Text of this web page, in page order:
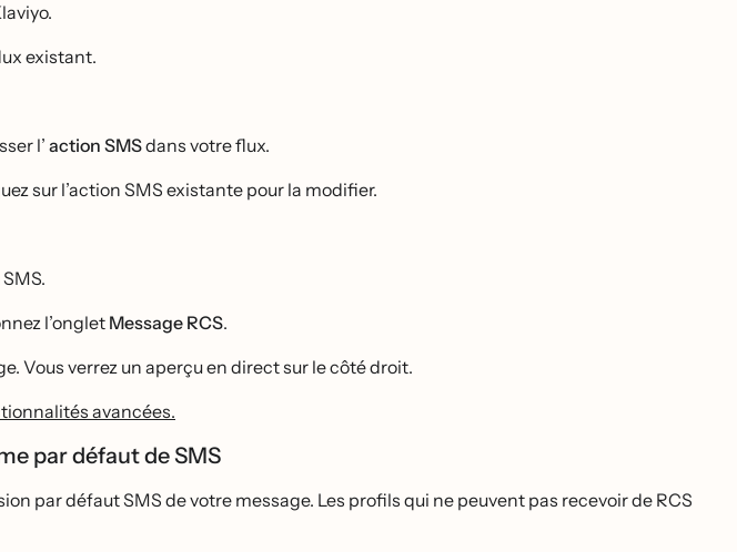
existant.
l’ action SMSdans votre flux.
sur l’action SMS existante pour la modifier.
l’onglet Message RCS.
Vous verrez un aperçu en direct sur le côté droit.
avancées.
par défaut de SMS
par défaut SMS de votre message. Les profils qui ne peuvent pas recevoir de RCS